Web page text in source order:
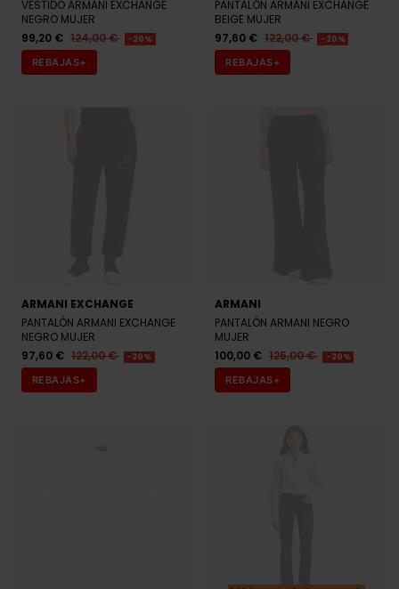
VESTIDO ARMANI EXCHANGE
NEGRO MUJER
99,20 € 124,00 € -20%
REBAJAS+
PANTALÓN ARMANI EXCHANGE
BEIGE MUJER
97,60 € 122,00 € -20%
REBAJAS+
ARMANI EXCHANGE
PANTALÓN ARMANI EXCHANGE
NEGRO MUJER
97,60 € 122,00 € -20%
REBAJAS+
ARMANI
PANTALÓN ARMANI NEGRO
MUJER
100,00 € 125,00 € -20%
REBAJAS+